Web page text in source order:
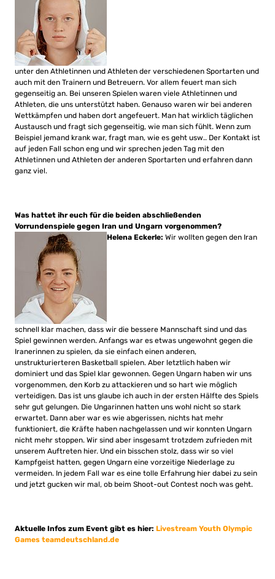
unter den Athletinnen und Athleten der verschiedenen Sportarten und
auch mit den Trainern und Betreuern. Vor allem feuert man sich
gegenseitig an. Bei unseren Spielen waren viele Athletinnen und
Athleten, die uns unterstützt haben. Genauso waren wir bei anderen
Wettkämpfen und haben dort angefeuert. Man hat wirklich täglichen
Austausch und fragt sich gegenseitig, wie man sich fühlt. Wenn zum
Beispiel jemand krank war, fragt man, wie es geht usw.. Der Kontakt ist
auf jeden Fall schon eng und wir sprechen jeden Tag mit den
Athletinnen und Athleten der anderen Sportarten und erfahren dann
ganz viel.
Was hattet ihr euch für die beiden abschließenden
Vorrundenspiele gegen Iran und Ungarn vorgenommen?
Helena Eckerle: Wir wollten gegen den Iran
schnell klar machen, dass wir die bessere Mannschaft sind und das
Spiel gewinnen werden. Anfangs war es etwas ungewohnt gegen die
Iranerinnen zu spielen, da sie einfach einen anderen,
unstrukturierteren Basketball spielen. Aber letztlich haben wir
dominiert und das Spiel klar gewonnen. Gegen Ungarn haben wir uns
vorgenommen, den Korb zu attackieren und so hart wie möglich
verteidigen. Das ist uns glaube ich auch in der ersten Hälfte des Spiels
sehr gut gelungen. Die Ungarinnen hatten uns wohl nicht so stark
erwartet. Dann aber war es wie abgerissen, nichts hat mehr
funktioniert, die Kräfte haben nachgelassen und wir konnten Ungarn
nicht mehr stoppen. Wir sind aber insgesamt trotzdem zufrieden mit
unserem Auftreten hier. Und ein bisschen stolz, dass wir so viel
Kampfgeist hatten, gegen Ungarn eine vorzeitige Niederlage zu
vermeiden. In jedem Fall war es eine tolle Erfahrung hier dabei zu sein
und jetzt gucken wir mal, ob beim Shoot-out Contest noch was geht.
Aktuelle Infos zum Event gibt es hier: Livestream Youth Olympic
Games teamdeutschland.de